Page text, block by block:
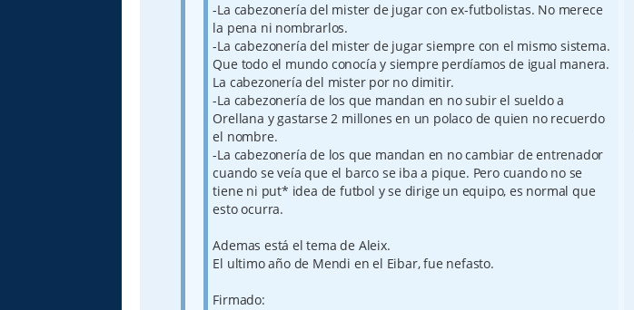
-La cabezonería del mister de jugar con ex-futbolistas. No merece
la pena ni nombrarlos.
-La cabezonería del mister de jugar siempre con el mismo sistema.
Que todo el mundo conocía y siempre perdíamos de igual manera.
La cabezonería del mister por no dimitir.
-La cabezonería de los que mandan en no subir el sueldo a
Orellana y gastarse 2 millones en un polaco de quien no recuerdo
el nombre.
-La cabezonería de los que mandan en no cambiar de entrenador
cuando se veía que el barco se iba a pique. Pero cuando no se
tiene ni put* idea de futbol y se dirige un equipo, es normal que
esto ocurra.
Ademas está el tema de Aleix.
El ultimo año de Mendi en el Eibar, fue nefasto.
Firmado: